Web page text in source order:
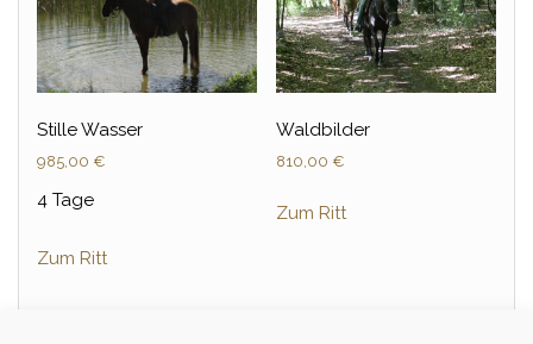
Stille Wasser
985,00 €
4 Tage
Zum Ritt
Waldbilder
810,00 €
Zum Ritt